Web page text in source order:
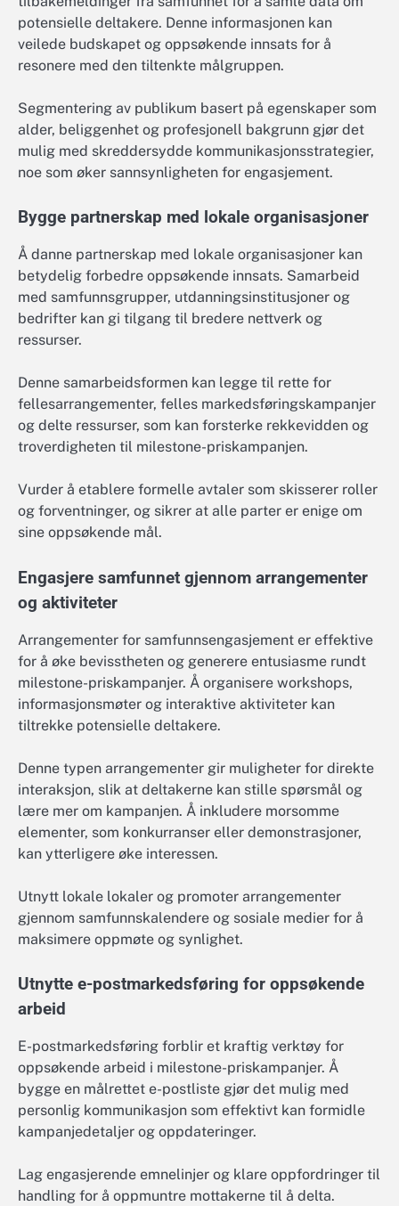
potensielle deltakere. Denne informasjonen kan
veilede budskapet og oppsøkende innsats for å
resonere med den tiltenkte målgruppen.
Segmentering av publikum basert på egenskaper som
alder, beliggenhet og profesjonell bakgrunn gjør det
mulig med skreddersydde kommunikasjonsstrategier,
noe som øker sannsynligheten for engasjement.
Bygge partnerskap med lokale organisasjoner
Å danne partnerskap med lokale organisasjoner kan
betydelig forbedre oppsøkende innsats. Samarbeid
med samfunnsgrupper, utdanningsinstitusjoner og
bedrifter kan gi tilgang til bredere nettverk og
ressurser.
Denne samarbeidsformen kan legge til rette for
fellesarrangementer, felles markedsføringskampanjer
og delte ressurser, som kan forsterke rekkevidden og
troverdigheten til milestone-priskampanjen.
Vurder å etablere formelle avtaler som skisserer roller
og forventninger, og sikrer at alle parter er enige om
sine oppsøkende mål.
Engasjere samfunnet gjennom arrangementer
og aktiviteter
Arrangementer for samfunnsengasjement er effektive
for å øke bevisstheten og generere entusiasme rundt
milestone-priskampanjer. Å organisere workshops,
informasjonsmøter og interaktive aktiviteter kan
tiltrekke potensielle deltakere.
Denne typen arrangementer gir muligheter for direkte
interaksjon, slik at deltakerne kan stille spørsmål og
lære mer om kampanjen. Å inkludere morsomme
elementer, som konkurranser eller demonstrasjoner,
kan ytterligere øke interessen.
Utnytt lokale lokaler og promoter arrangementer
gjennom samfunnskalendere og sosiale medier for å
maksimere oppmøte og synlighet.
Utnytte e-postmarkedsføring for oppsøkende
arbeid
E-postmarkedsføring forblir et kraftig verktøy for
oppsøkende arbeid i milestone-priskampanjer. Å
bygge en målrettet e-postliste gjør det mulig med
personlig kommunikasjon som effektivt kan formidle
kampanjedetaljer og oppdateringer.
Lag engasjerende emnelinjer og klare oppfordringer til
handling for å oppmuntre mottakerne til å delta.